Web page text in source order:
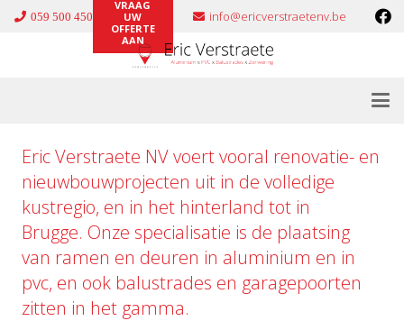
059 500 450
VRAAG
UW
OFFERTE
AAN
info@ericverstraetenv.be
Eric Verstraete NV voert vooral renovatie- en
nieuwbouwprojecten uit in de volledige
kustregio, en in het hinterland tot in
Brugge. Onze specialisatie is de plaatsing
van ramen en deuren in aluminium en in
pvc, en ook balustrades en garagepoorten
zitten in het gamma.